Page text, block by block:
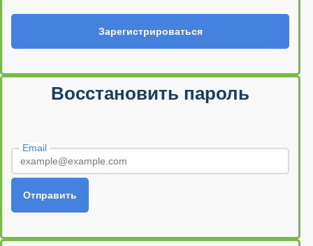
Зарегистрироваться
Восстановить пароль
Email
Отправить